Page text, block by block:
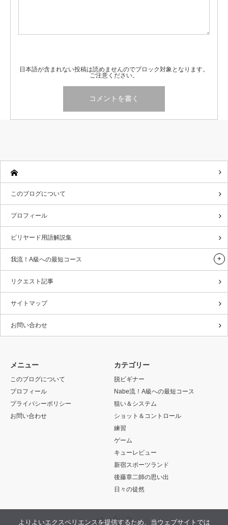
日本語が含まれない投稿は読めませんのでブロック対象となります。
ご注意ください。
このブログについて
プロフィール
ビリヤード用語解説集
我流！A級への最短コース
リクエスト記事
サイトマップ
お問い合わせ
メニュー
このブログについて
プロフィール
プライバシーポリシー
お問い合わせ
カテゴリー
脱ビギナー
Nabe流！A級への最短コース
狙い＆システム
ショット＆コントロール
練習
ゲーム
キューレビュー
新宿スポーツランド
後藤章二師の思い出
日々の徒然
よりよいエクスペリエンスを提供するため、当ウェブサイトでは